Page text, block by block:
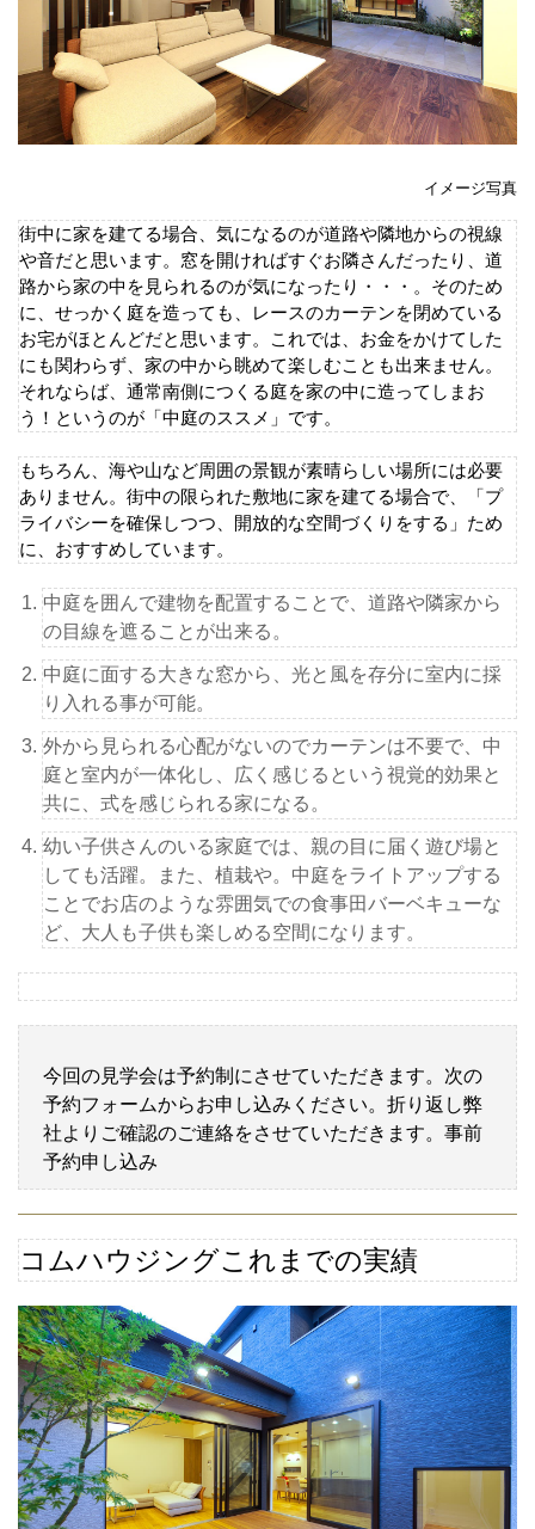
イメージ写真
街中に家を建てる場合、気になるのが道路や隣地からの視線
や音だと思います。窓を開ければすぐお隣さんだったり、道
路から家の中を見られるのが気になったり・・・。そのため
に、せっかく庭を造っても、レースのカーテンを閉めている
お宅がほとんどだと思います。これでは、お金をかけてした
にも関わらず、家の中から眺めて楽しむことも出来ません。
それならば、通常南側につくる庭を家の中に造ってしまお
う！というのが「中庭のススメ」です。
もちろん、海や山など周囲の景観が素晴らしい場所には必要
ありません。街中の限られた敷地に家を建てる場合で、「プ
ライバシーを確保しつつ、開放的な空間づくりをする」ため
に、おすすめしています。
中庭を囲んで建物を配置することで、道路や隣家から
の目線を遮ることが出来る。
中庭に面する大きな窓から、光と風を存分に室内に採
り入れる事が可能。
外から見られる心配がないのでカーテンは不要で、中
庭と室内が一体化し、広く感じるという視覚的効果と
共に、式を感じられる家になる。
幼い子供さんのいる家庭では、親の目に届く遊び場と
しても活躍。また、植栽や。中庭をライトアップする
ことでお店のような雰囲気での食事田バーベキューな
ど、大人も子供も楽しめる空間になります。
今回の見学会は予約制にさせていただきます。次の
予約フォームからお申し込みください。折り返し弊
社よりご確認のご連絡をさせていただきます。事前
予約申し込み
コムハウジングこれまでの実績